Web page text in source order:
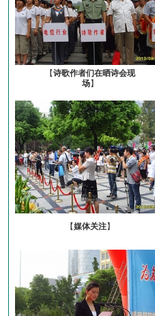
【诗歌作者们在晒诗会现
场】
【媒体关注】